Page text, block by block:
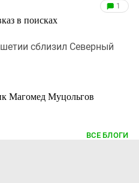
в поисках
1
сблизил Северный
Магомед Муцольгов
ВСЕ БЛОГИ